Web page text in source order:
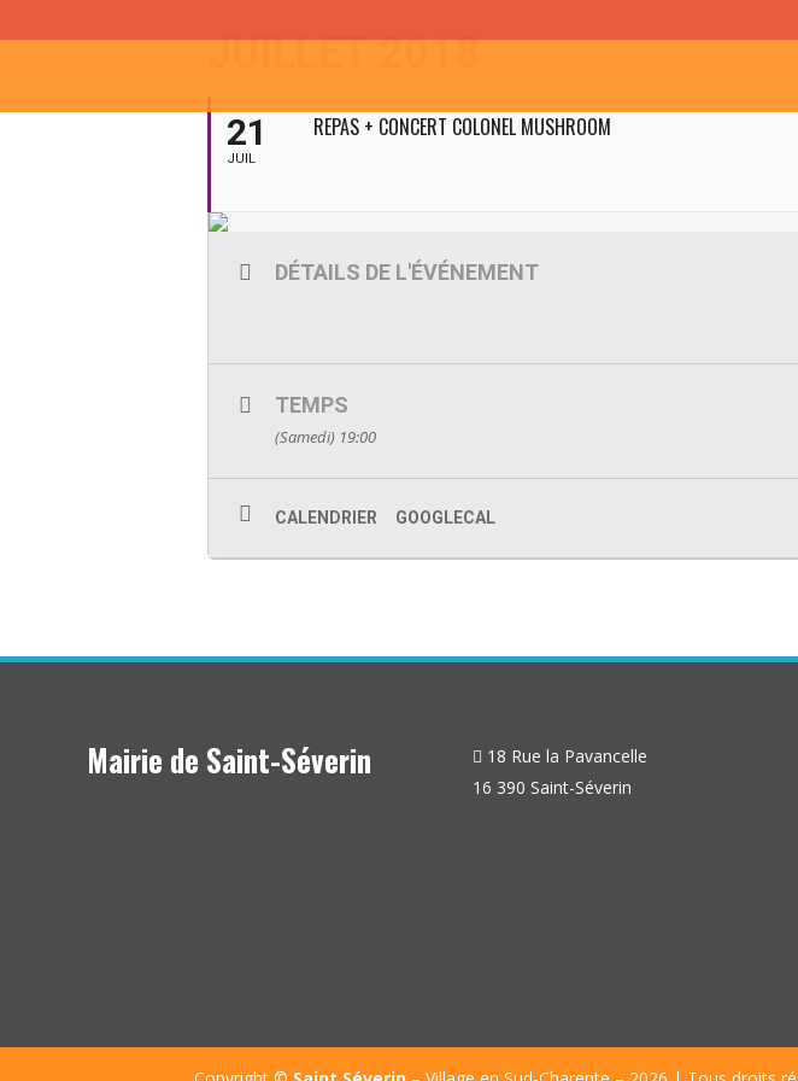
JUILLET 2018
21
JUIL
REPAS + CONCERT COLONEL MUSHROOM
DÉTAILS DE L'ÉVÉNEMENT
TEMPS
(Samedi) 19:00
CALENDRIER GOOGLECAL
Mairie de Saint-Séverin
18 Rue la Pavancelle
16 390 Saint-Séverin